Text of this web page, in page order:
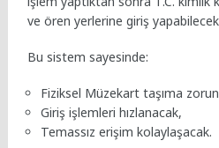
ve ören yerlerine giriş
Bu sistem sayesinde:
Fiziksel Müzekart taşıma
Giriş işlemleri hızlanacak,
Temassız erişim kolaylaşacak.